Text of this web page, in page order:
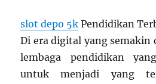
slot depo 5k Pendidikan
Di era digital yang semakin
lembaga pendidikan
untuk menjadi yang